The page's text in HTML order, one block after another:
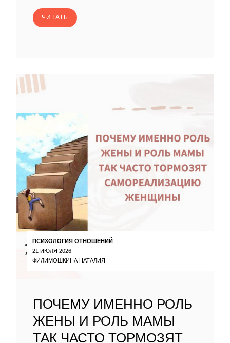
ЧИТАТЬ
ПСИХОЛОГИЯ ОТНОШЕНИЙ
21 ИЮЛЯ 2026
ФИЛИМОШКИНА НАТАЛИЯ
ПОЧЕМУ ИМЕННО РОЛЬ
ЖЕНЫ И РОЛЬ МАМЫ
ТАК ЧАСТО ТОРМОЗЯТ